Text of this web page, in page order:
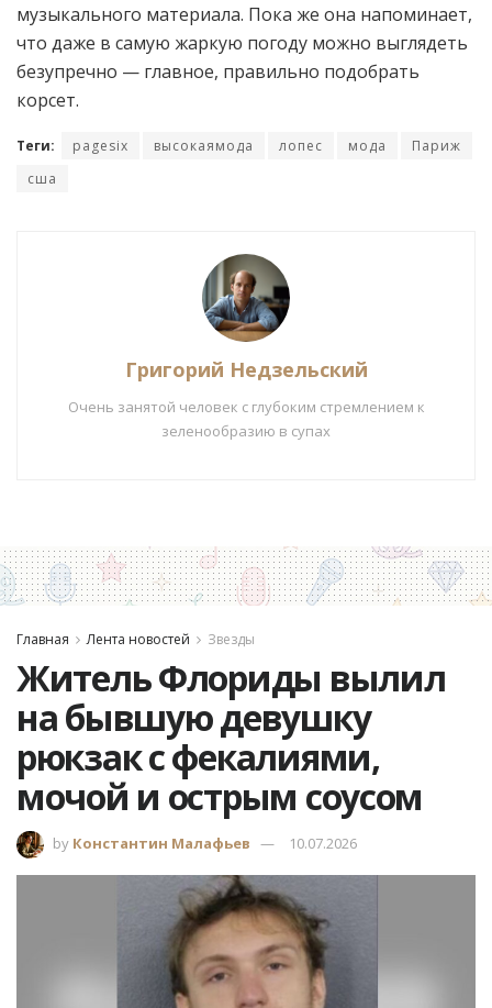
музыкального материала. Пока же она напоминает,
что даже в самую жаркую погоду можно выглядеть
безупречно — главное, правильно подобрать
корсет.
Теги: pagesix высокаямода лопес мода
Париж
сша
Григорий Недзельский
Очень занятой человек с глубоким стремлением к
зеленообразию в супах
Главная Лента новостей Звезды
Житель Флориды вылил
на бывшую девушку
рюкзак с фекалиями,
мочой и острым соусом
by Константин Малафьев 10.07.2026